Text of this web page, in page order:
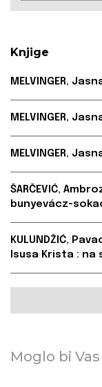
Knjige
MELVINGER,
MELVINGER,
MELVINGER,
ŠARČEVIĆ,
bunyevácz-
KULUNDŽIĆ,
Isusa Krista :
Moglo bi